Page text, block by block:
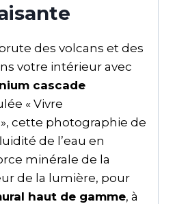
des volcans et des
votre intérieur avec
cascade
« Vivre
cette photographie de
de l’eau en
minérale de la
de la lumière, pour
haut de gamme, à